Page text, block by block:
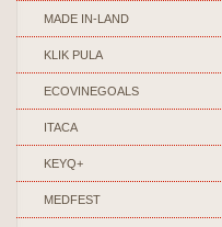
MADE IN-LAND
KLIK PULA
ECOVINEGOALS
ITACA
KEYQ+
MEDFEST